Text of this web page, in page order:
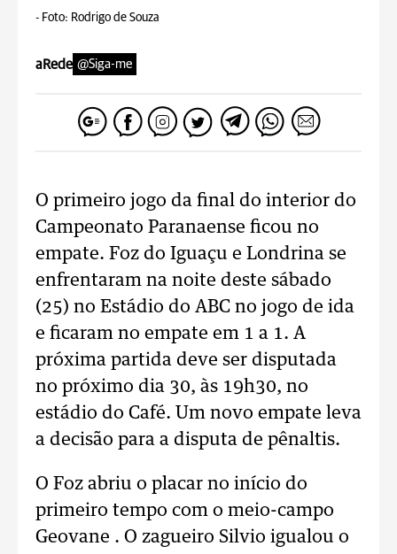
- Foto: Rodrigo de Souza
aRede @Siga-me
O primeiro jogo da final do interior do
Campeonato Paranaense ficou no
empate. Foz do Iguaçu e Londrina se
enfrentaram na noite deste sábado
(25) no Estádio do ABC no jogo de ida
e ficaram no empate em 1 a 1. A
próxima partida deve ser disputada
no próximo dia 30, às 19h30, no
estádio do Café. Um novo empate leva
a decisão para a disputa de pênaltis.
O Foz abriu o placar no início do
primeiro tempo com o meio-campo
Geovane . O zagueiro Silvio igualou o